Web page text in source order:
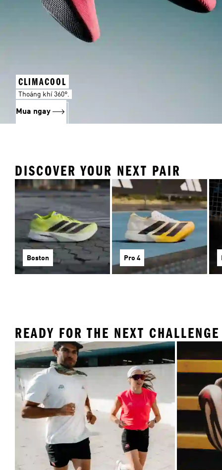
CLIMACOOL
Thoáng khí 360°.
Mua ngay
DISCOVER YOUR NEXT PAIR
Boston Pro 4
READY FOR THE NEXT CHALLENGE